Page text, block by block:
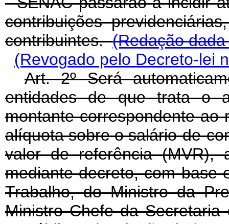
contribuições
contribuintes.(Redação
(Revogado pelo Decreto-lei
Art. 2º Será
entidades de que trata o
montante correspondente ao
alíquota sobre o salário-de-
valor de referência (MVR),
mediante decreto, com base
Trabalho, do Ministro da
Ministro Chefe da